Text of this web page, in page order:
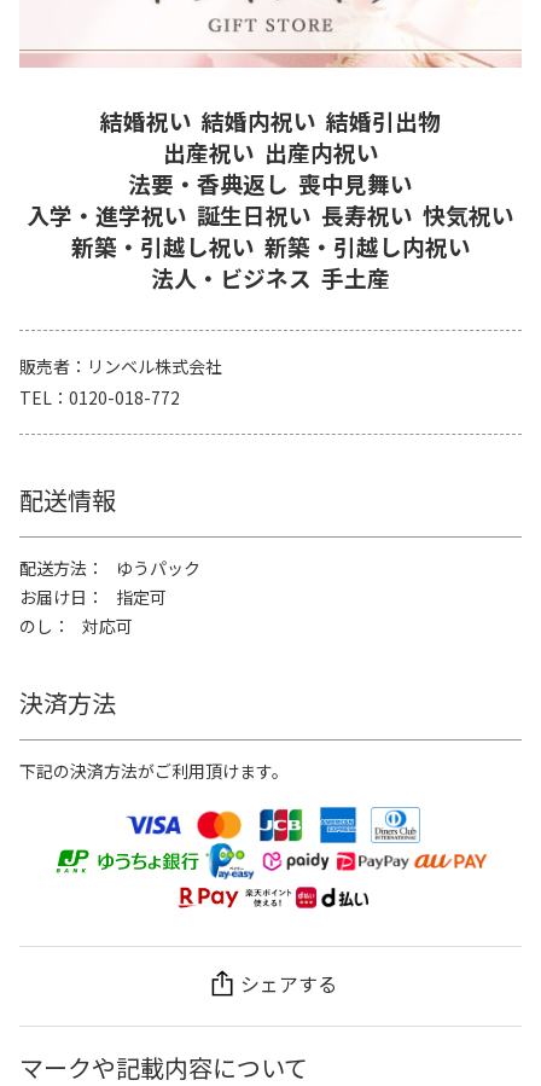
結婚祝い 結婚内祝い 結婚引出物
出産祝い 出産内祝い
法要・香典返し 喪中見舞い
入学・進学祝い 誕生日祝い 長寿祝い 快気祝い
新築・引越し祝い 新築・引越し内祝い
法人・ビジネス 手土産
販売者
リンベル株式会社
TEL
0120-018-772
配送情報
配送方法
ゆうパック
お届け日
指定可
のし
対応可
決済方法
下記の決済方法がご利用頂けます。
シェアする
マークや記載内容について